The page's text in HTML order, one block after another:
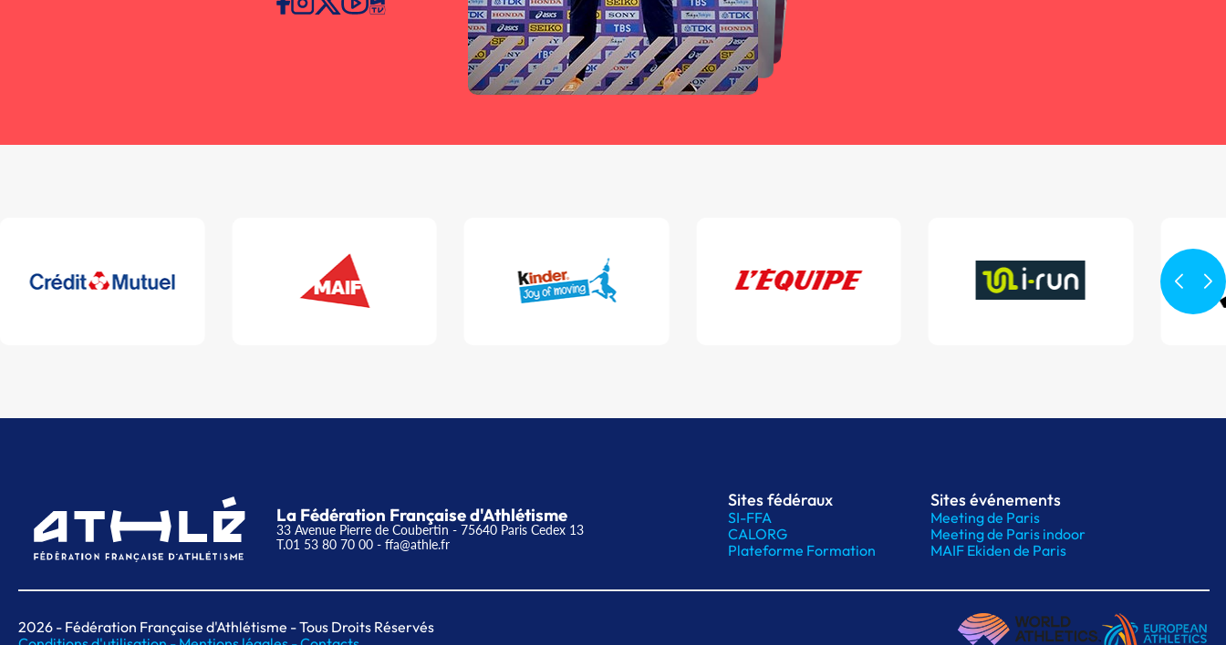
La Fédération Française d'Athlétisme
33 Avenue Pierre de Coubertin - 75640 Paris Cedex 13
T.01 53 80 70 00 - ffa@athle.fr
Sites fédéraux
SI-FFA
CALORG
Plateforme Formation
Sites événements
Meeting de Paris
Meeting de Paris indoor
MAIF Ekiden de Paris
2026 - Fédération Française d'Athlétisme - Tous Droits Réservés